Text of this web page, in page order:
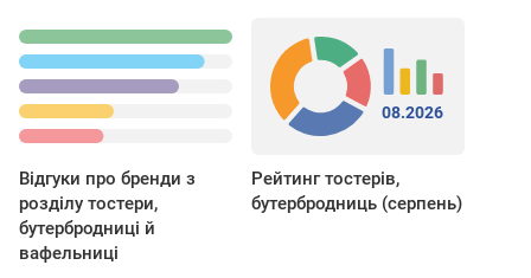
Відгуки про бренди з
розділу тостери,
бутербродниці й
вафельниці
08.2026
Рейтинг тостерів,
бутербродниць (серпень)